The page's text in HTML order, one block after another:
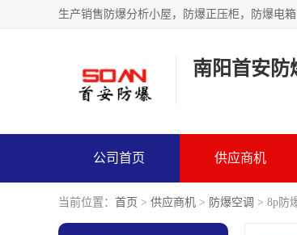
生产销售防爆分析小屋，防爆正压柜，防爆电
南阳首安防
公司首页 供应商机
当前位置： 首页 > 供应商机 > 防爆空调 > 8p防